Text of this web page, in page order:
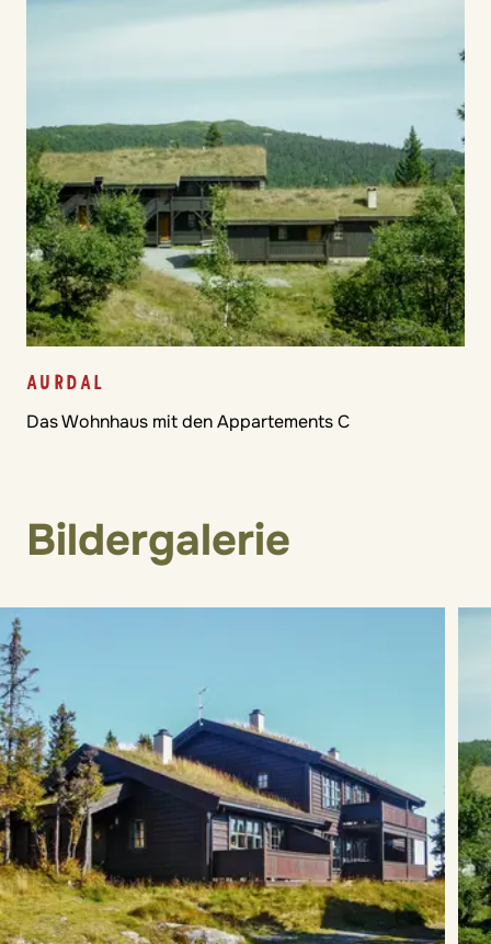
AURDAL
Das Wohnhaus mit den Appartements C
Bildergalerie